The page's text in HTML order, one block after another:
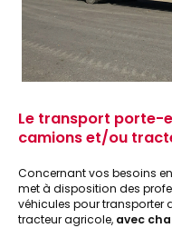
Le transport porte-
camions et/ou
Concernant vos besoins
met à disposition des
véhicules pour transporter
tracteur agricole, avec